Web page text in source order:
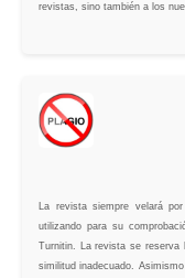
revistas, sino también a los
La revista siempre velará
utilizando para su
Turnitin. La revista se reserva
similitud inadecuado.